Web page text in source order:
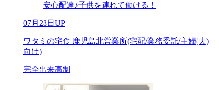
安心配達♪子供を連れて働ける！
07月28日UP
ワタミの宅食 鹿児島北営業所(宅配/業務委託/主婦(夫)
向け)
完全出来高制